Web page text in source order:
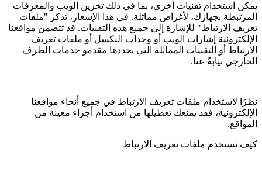
يمكن استخدام تقنيات أخرى، بما في ذلك تخزين الويب والمعرفات
المرتبطة بجهازك، لأغراض مماثلة. في هذا الإشعار، تذكر "ملفات
تعريف الارتباط" للإشارة إلى جميع هذه التقنيات. قد تتضمن مواقعنا
الإلكترونية إشارات الويب أو وحدات البكسل أو ملفات تعريف
الارتباط أو التقنيات المماثلة التي يحددها مقدمو خدمات الطرف
الخارجي نيابةً عنا.
نظرًا لاستخدام ملفات تعريف الارتباط في جميع أنحاء مواقعنا
الإلكترونية، فقد يمنعك تعطيلها من استخدام أجزاء معينة من
المواقع.
كيف نستخدم ملفات تعريف الارتباط